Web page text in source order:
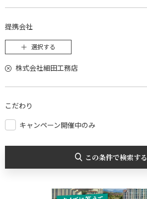
提携会社
選択する
株式会社細田工務店
こだわり
キャンペーン開催中のみ
この条件で検索する